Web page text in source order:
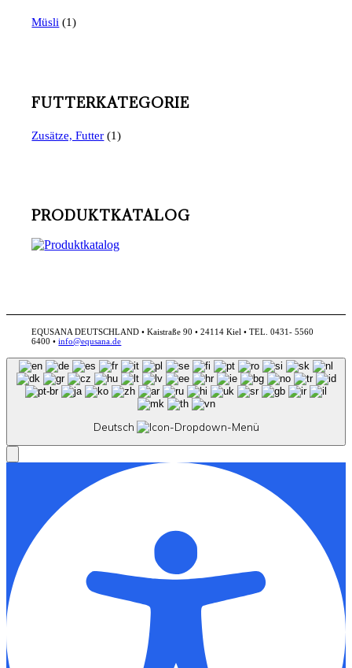
Müsli (1)
FUTTERKATEGORIE
Zusätze, Futter (1)
PRODUKTKATALOG
EQUSANA DEUTSCHLAND • Kaistraße 90 • 24114 Kiel • TEL. 0431- 5560
6400 •info@equsana.de
Deutsch